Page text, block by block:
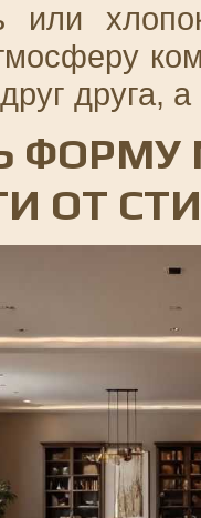
или
друга,
ФОРМУ
ОТ